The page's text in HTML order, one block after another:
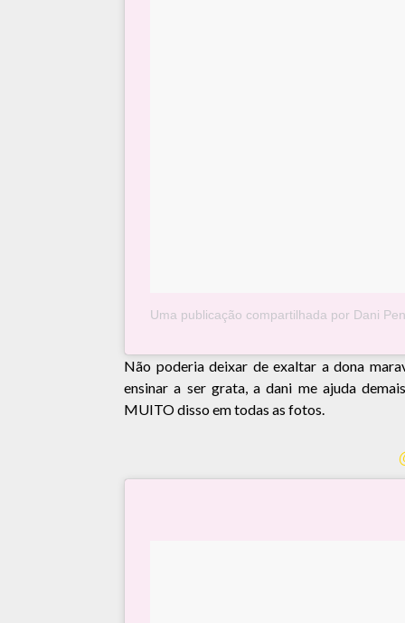
Uma publicação compartilhada por Dani
Não poderia deixar de exaltar a dona
ensinar a ser grata, a dani me ajuda
MUITO disso em todas as fotos.